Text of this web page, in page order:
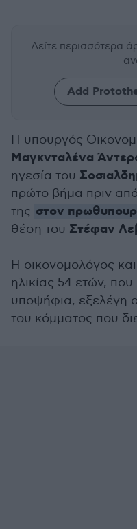
Δείτε περισσότερα
Add
Η υπουργός
Μαγκνταλένα
ηγεσία του
πρώτο βήμα πριν
της στον
θέση του Στέφαν
Η οικονομολόγος
ηλικίας 54 ετών,
υποψήφια, εξελέγη
του κόμματος που